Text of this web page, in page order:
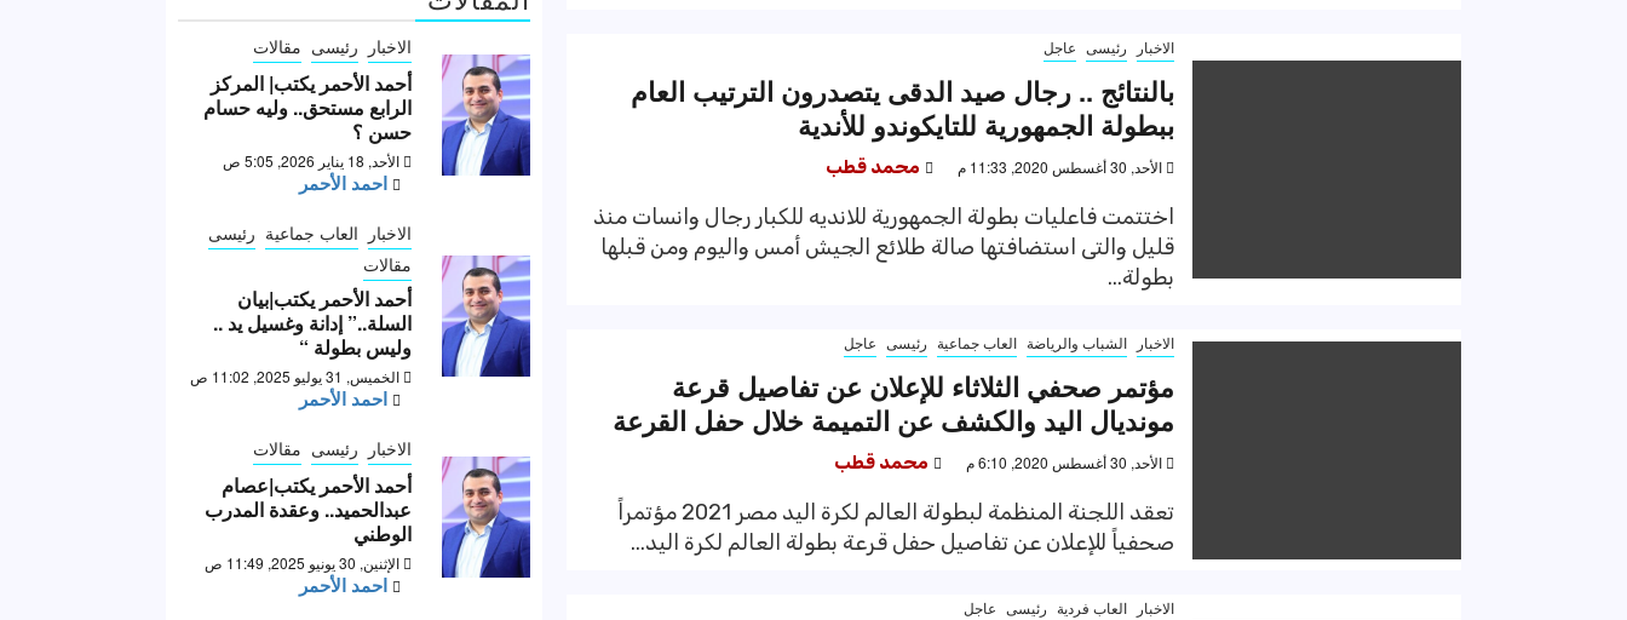
الاخبار رئيسى عاجل
بالنتائج .. رجال صيد الدقى يتصدرون الترتيب العام
ببطولة الجمهورية للتايكوندو للأندية
الأحد, 30 أغسطس 2020, 11:33 م محمد قطب
اختتمت فاعليات بطولة الجمهورية للانديه للكبار رجال وانسات منذ
قليل والتى استضافتها صالة طلائع الجيش أمس واليوم ومن قبلها
بطولة...
الاخبار الشباب والرياضة العاب جماعية رئيسى عاجل
مؤتمر صحفي الثلاثاء للإعلان عن تفاصيل قرعة
مونديال اليد والكشف عن التميمة خلال حفل القرعة
الأحد, 30 أغسطس 2020, 6:10 م محمد قطب
تعقد اللجنة المنظمة لبطولة العالم لكرة اليد مصر 2021 مؤتمراً
صحفياً للإعلان عن تفاصيل حفل قرعة بطولة العالم لكرة اليد...
الاخبار العاب فردية رئيسى عاجل
الاخبار رئيسى مقالات
أحمد الأحمر يكتب| المركز
الرابع مستحق.. وليه حسام
حسن ؟
الأحد, 18 يناير 2026, 5:05 ص
احمد الأحمر
الاخبار العاب جماعية رئيسى
مقالات
أحمد الأحمر يكتب|بيان
السلة..” إدانة وغسيل يد ..
وليس بطولة “
الخميس, 31 يوليو 2025, 11:02 ص
احمد الأحمر
الاخبار رئيسى مقالات
أحمد الأحمر يكتب|عصام
عبدالحميد.. وعقدة المدرب
الوطني
الإثنين, 30 يونيو 2025, 11:49 ص
احمد الأحمر